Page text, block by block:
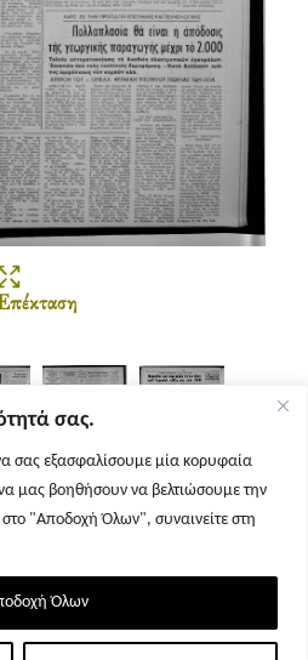
σας.
σας εξασφαλίσουμε μία κορυφαία
μας βοηθήσουν να βελτιώσουμε την
στο "Αποδοχή Όλων", συναινείτε στη
Όλων
2 Σελίδα 3 Σελίδα 4